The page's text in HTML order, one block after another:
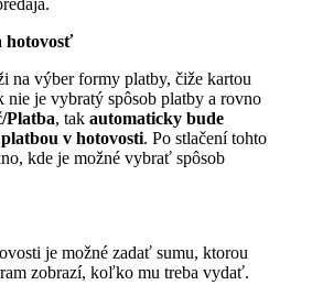
hotovosť
na výber formy platby, čiže kartou
nie je vybratý spôsob platby a rovno
Platba, tak automaticky bude
v hotovosti. Po stlačení tohto
kde je možné vybrať spôsob
je možné zadať sumu, ktorou
zobrazí, koľko mu treba vydať.